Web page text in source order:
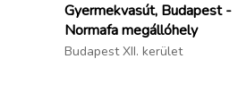
Gyermekvasút, Budapest -
Normafa megállóhely
Budapest XII. kerület